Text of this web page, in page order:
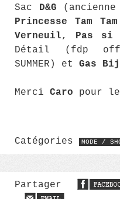
Sac D&G
Princesse Tam Tam
Verneuil, Pas si
Détail (fdp
SUMMER) et Gas
Merci Caro pour
Catégories MODE /
Partager